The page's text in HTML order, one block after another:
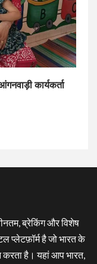
कार्यकर्ता
ब्रेकिंग और विशेष
प्लेटफ़ॉर्म है जो भारत के
करता है। यहां आप भारत,